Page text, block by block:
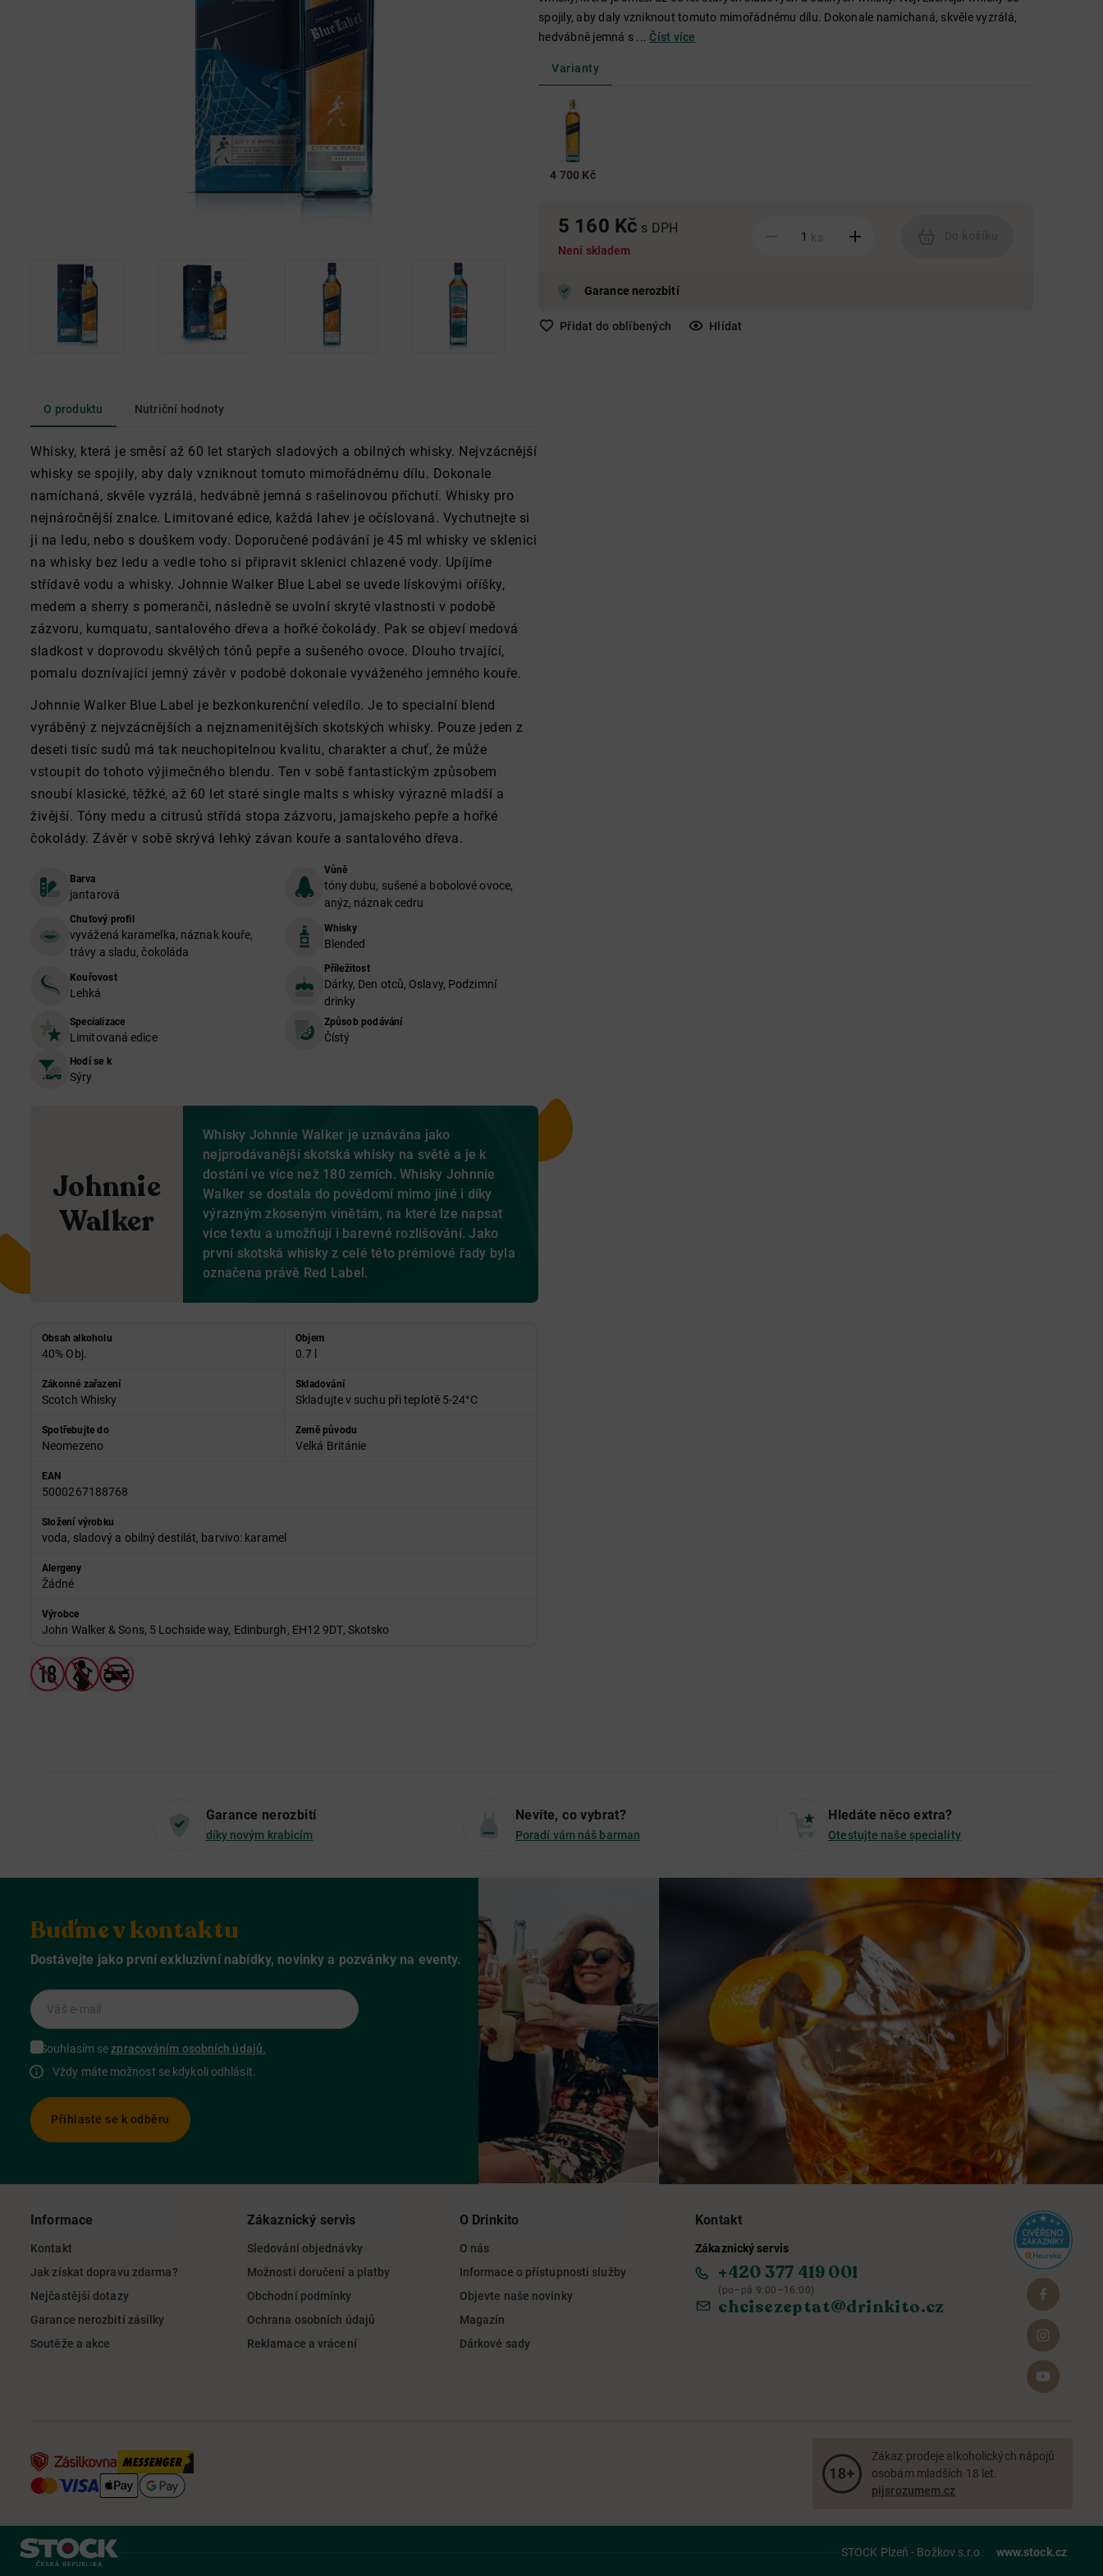
250 Kč - 650 Kč
O produktu Nutriční hodnoty
Whisky, která je směsí až 60 let starých sladových a obilných whisky. Nejvzácnější
whisky se spojily, aby daly vzniknout tomuto mimořádnému dílu. Dokonale
namíchaná, skvěle vyzrálá, hedvábně jemná s rašelinovou příchutí. Whisky pro
nejnáročnější znalce. Limitované edice, každá lahev je očíslovaná. Vychutnejte si
ji na ledu, nebo s douškem vody. Doporučené podávání je 45 ml whisky ve sklenici
na whisky bez ledu a vedle toho si připravit sklenici chlazené vody. Upíjíme
střídavě vodu a whisky. Johnnie Walker Blue Label se uvede lískovými oříšky,
medem a sherry s pomeranči, následně se uvolní skryté vlastnosti v podobě
zázvoru, kumquatu, santalového dřeva a hořké čokolády. Pak se objeví medová
sladkost v doprovodu skvělých tónů pepře a sušeného ovoce. Dlouho trvající,
pomalu doznívající jemný závěr v podobě dokonale vyváženého jemného kouře.
Johnnie Walker Blue Label je bezkonkurenční veledílo. Je to specialní blend
vyráběný z nejvzácnějších a nejznamenitějších skotských whisky. Pouze jeden z
deseti tisíc sudů má tak neuchopitelnou kvalitu, charakter a chuť, že může
vstoupit do tohoto výjimečného blendu. Ten v sobě fantastickým způsobem
snoubí klasické, těžké, až 60 let staré single malts s whisky výrazně mladší a
živější. Tóny medu a citrusů střídá stopa zázvoru, jamajskeho pepře a hořké
čokolády. Závěr v sobě skrývá lehký závan kouře a santalového dřeva.
Barva
jantarová
Vůně
tóny dubu, sušené a bobolové ovoce,
anýz, náznak cedru
Chuťový profil
vyvážená karamelka, náznak kouře,
trávy a sladu, čokoláda
Whisky
Blended
Kouřovost
Lehká
Příležitost
Dárky, Den otců, Oslavy, Podzimní
drinky
Specializace
Limitovaná edice
Způsob podávání
Čístý
Hodí se k
Sýry
Johnnie
Walker
Whisky Johnnie Walker je uznávána jako
nejprodávanější skotská whisky na světě a je k
dostání ve více než 180 zemích. Whisky Johnnie
Walker se dostala do povědomí mimo jiné i díky
výrazným zkoseným vinětám, na které lze napsat
více textu a umožňují i barevné rozlišování. Jako
první skotská whisky z celé této prémiové řady byla
označena právě Red Label.
Obsah alkoholu
40% Obj.
Objem
0.7 l
Zákonné zařazení
Scotch Whisky
Skladování
Skladujte v suchu při teplotě 5-24°C
Spotřebujte do
Neomezeno
Země původu
Velká Británie
EAN
5000267188768
Složení výrobku
voda, sladový a obilný destilát, barvivo: karamel
Alergeny
Žádné
Výrobce
John Walker & Sons, 5 Lochside way, Edinburgh, EH12 9DT, Skotsko
spojily, aby daly vzniknout tomuto mimořádnému dílu. Dokonale namíchaná, skvěle vyzrálá,
hedvábně jemná s ... Číst více
Varianty
4 700 Kč
5 160 Kč s DPH
Není skladem
ks
Garance nerozbití
Přidat do oblíbených Hlídat
Garance nerozbití
díky novým krabicím
Nevíte, co vybrat?
Poradí vám náš barman
Hledáte něco extra?
Otestujte naše speciality
Buďme v kontaktu
Dostávejte jako první exkluzivní nabídky, novinky a pozvánky na eventy.
Váš e-mail
Souhlasím sezpracováním osobních údajů.
Vždy máte možnost se kdykoli odhlásit.
Přihlaste se k odběru
Informace
Kontakt
Jak získat dopravu zdarma?
Nejčastější dotazy
Garance nerozbití zásilky
Soutěže a akce
Zákaznický servis
Sledování objednávky
Možnosti doručení a platby
Obchodní podmínky
Ochrana osobních údajů
Reklamace a vrácení
O Drinkito
O nás
Informace o přístupnosti služby
Objevte naše novinky
Magazín
Dárkové sady
Kontakt
Zákaznický servis
+420 377 419 001
(po–pá 9:00–16:00)
chcisezeptat@drinkito.cz
Zákaz prodeje alkoholických nápojů
osobám mladších 18 let.
pijsrozumem.cz
STOCK Plzeň - Božkov s.r.o. www.stock.cz